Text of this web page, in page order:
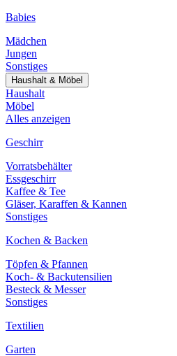
Babies
Mädchen
Jungen
Sonstiges
Haushalt & Möbel
Haushalt
Möbel
Alles anzeigen
Geschirr
Vorratsbehälter
Essgeschirr
Kaffee & Tee
Gläser, Karaffen & Kannen
Sonstiges
Kochen & Backen
Töpfen & Pfannen
Koch- & Backutensilien
Besteck & Messer
Sonstiges
Textilien
Garten